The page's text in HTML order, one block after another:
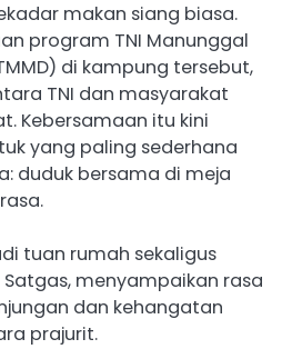
makan siang biasa.
program TNI Manunggal
di kampung tersebut,
TNI dan masyarakat
Kebersamaan itu kini
yang paling sederhana
duduk bersama di meja
tuan rumah sekaligus
menyampaikan rasa
dan kehangatan
prajurit.